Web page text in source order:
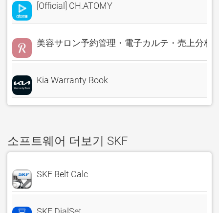
[Official] CH.ATOMY
美容サロン予約管理・電子カルテ・売上分析
Kia Warranty Book
소프트웨어 더보기 SKF
SKF Belt Calc